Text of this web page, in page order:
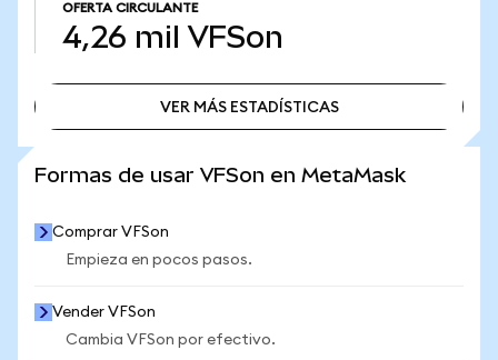
OFERTA CIRCULANTE
4,26 mil VFSon
VER MÁS ESTADÍSTICAS
Formas de usar VFSon en MetaMask
Comprar VFSon
Empieza en pocos pasos.
Vender VFSon
Cambia VFSon por efectivo.